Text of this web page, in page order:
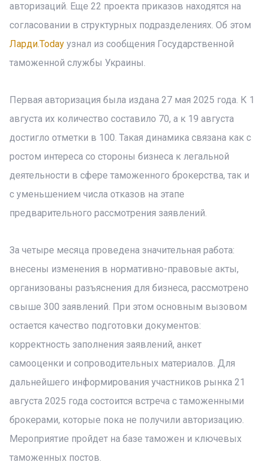
авторизаций. Еще 22 проекта приказов находятся на
согласовании в структурных подразделениях. Об этом
Ларди.Today узнал из сообщения Государственной
таможенной службы Украины.
Первая авторизация была издана 27 мая 2025 года. К 1
августа их количество составило 70, а к 19 августа
достигло отметки в 100. Такая динамика связана как с
ростом интереса со стороны бизнеса к легальной
деятельности в сфере таможенного брокерства, так и
с уменьшением числа отказов на этапе
предварительного рассмотрения заявлений.
За четыре месяца проведена значительная работа:
внесены изменения в нормативно-правовые акты,
организованы разъяснения для бизнеса, рассмотрено
свыше 300 заявлений. При этом основным вызовом
остается качество подготовки документов:
корректность заполнения заявлений, анкет
самооценки и сопроводительных материалов. Для
дальнейшего информирования участников рынка 21
августа 2025 года состоится встреча с таможенными
брокерами, которые пока не получили авторизацию.
Мероприятие пройдет на базе таможен и ключевых
таможенных постов.